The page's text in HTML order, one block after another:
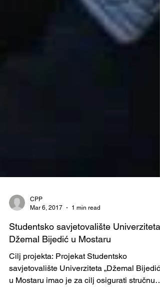
Mar 6, 2017
1 min read
Studentsko savjetovalište Univerziteta
Džemal Bijedić u Mostaru
Cilj projekta: Projekat Studentsko